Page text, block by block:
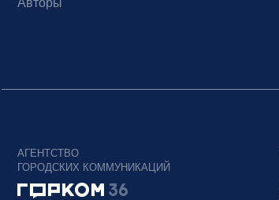
Авторы
АГЕНТСТВО
ГОРОДСКИХ КОММУНИКАЦИЙ